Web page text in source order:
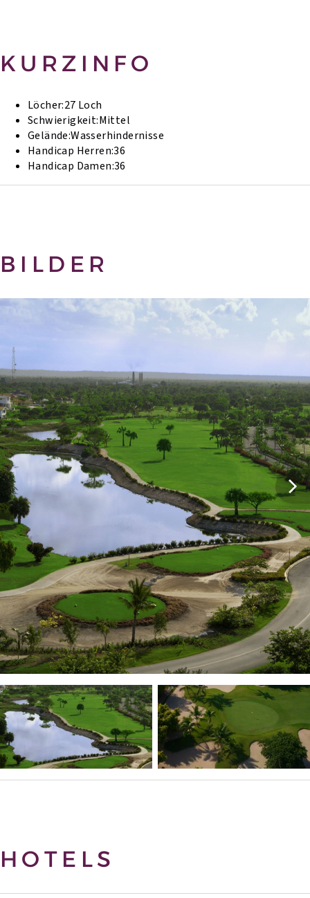
KURZINFO
Löcher:27 Loch
Schwierigkeit:Mittel
Gelände:Wasserhindernisse
Handicap Herren:36
Handicap Damen:36
BILDER
HOTELS